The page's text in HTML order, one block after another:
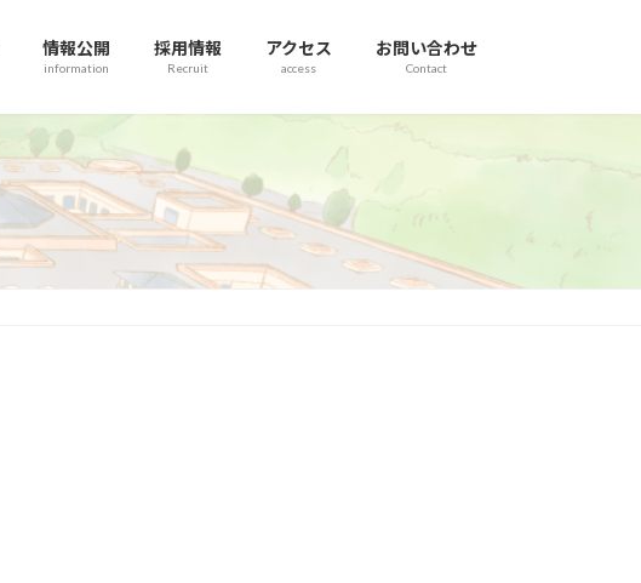
情報公開
information
採用情報
Recruit
アクセス
access
お問い合わせ
Contact